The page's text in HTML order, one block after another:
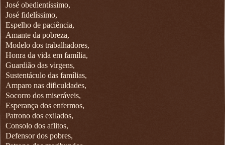
José obedientíssimo,
José fidelíssimo,
Espelho de paciência,
Amante da pobreza,
Modelo dos trabalhadores,
Honra da vida em família,
Guardião das virgens,
Sustentáculo das famílias,
Amparo nas dificuldades,
Socorro dos miseráveis,
Esperança dos enfermos,
Patrono dos exilados,
Consolo dos aflitos,
Defensor dos pobres,